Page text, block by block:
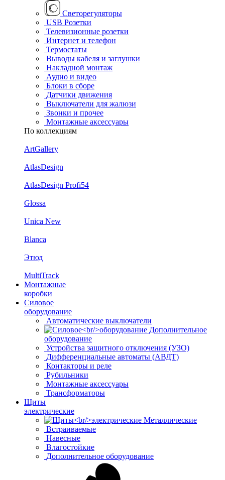
Светорегуляторы
USB Розетки
Телевизионные розетки
Интернет и телефон
Термостаты
Выводы кабеля и заглушки
Накладной монтаж
Аудио и видео
Блоки в сборе
Датчики движения
Выключатели для жалюзи
Звонки и прочее
Монтажные аксессуары
По коллекциям
ArtGallery
AtlasDesign
AtlasDesign Profi54
Glossa
Unica New
Blanca
Этюд
MultiTrack
Монтажные
коробки
Силовое
оборудование
Автоматические выключатели
Дополнительное
оборудование
Устройства защитного отключения (УЗО)
Дифференциальные автоматы (АВДТ)
Контакторы и реле
Рубильники
Монтажные аксессуары
Трансформаторы
Щиты
электрические
Металлические
Встраиваемые
Навесные
Влагостойкие
Дополнительное оборудование